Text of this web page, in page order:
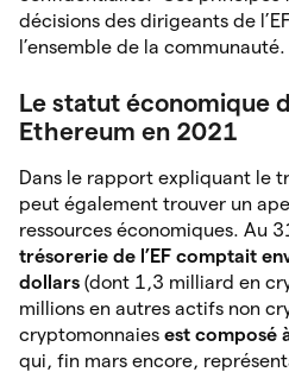
décisions des dirigeants de
l’ensemble de la communauté.
Le statut économique
Ethereum en 2021
Dans le rapport expliquant le
peut également trouver un
ressources économiques. Au
trésorerie de l’EF comptait
dollars (dont 1,3 milliard en
millions en autres actifs non
cryptomonnaies est composé
qui, fin mars encore,